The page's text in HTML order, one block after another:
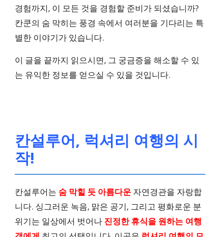
경험까지, 이 모든 것을 경험할 준비가 되셨습니까?
칸쿤의 숨 막히는 풍경 속에서 여러분을 기다리는 특
별한 이야기가 있습니다.
이 글을 끝까지 읽으시면, 그 궁금증을 해소할 수 있
는 유익한 정보를 얻으실 수 있을 것입니다.
칸설루어, 럭셔리 여행의 시
작!
칸설루어는 숨 막힐 듯 아름다운 자연경관을 자랑합
니다. 싱그러운 녹음, 맑은 공기, 그리고 평화로운 분
위기는 일상에서 벗어나 진정한 휴식을 원하는 여행